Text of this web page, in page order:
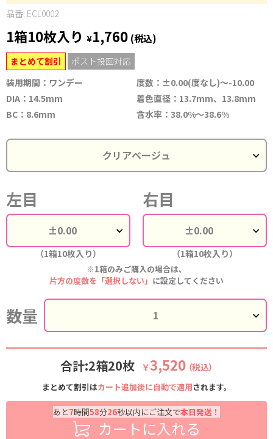
品番: ECL0002
1箱10枚入り ¥1,760 (税込)
まとめて割引
ポスト投函対応
装用期間：ワンデー
度数：±0.00(度なし)～-10.00
DIA：14.5mm
着色直径：13.7mm、13.8mm
BC：8.6mm
含水率：38.0%～38.6%
左目
（1箱10枚入り）
右目
（1箱10枚入り）
※1箱のみご購入の場合は、
片方の度数を「選択しない」 に設定してください
数量
合計:2箱20枚 ￥3,520 （税込）
まとめて割引はカート追加後に自動で適用されます。
あと7時間58分25秒以内にご注文で本日発送！
カートに入れる